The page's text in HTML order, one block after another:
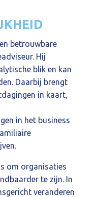
betrouwbare
Hij
blik en kan
Daarbij brengt
in kaart,
in het business
om organisaties
te zijn. In
veranderen